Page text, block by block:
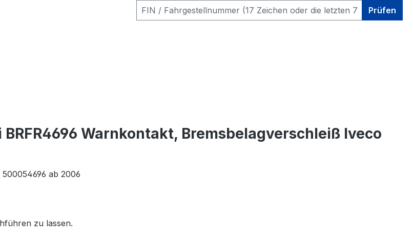
Prüfen
Warnkontakt, Bremsbelagverschleiß Iveco
ab 2006
zu lassen.